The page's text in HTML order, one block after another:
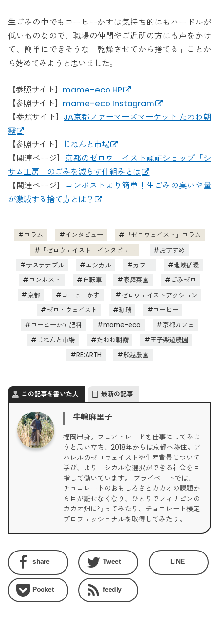
生ごみの中でもコーヒーかすは気持ち的にもハードルが
低いものなので、職場の仲間やご近所の方にも声をかけ
て、簡単にできそうな「乾燥させてから捨てる」ことか
ら始めてみようと思いました。
【参照サイト】 mame-eco HP
【参照サイト】 mame-eco Instagram
【参照サイト】 JA京都ファーマーズマーケット たわわ朝
霧
【参照サイト】
じねんと市場
【関連ページ】 京都のゼロウェイスト認証ショップ「シ
サム工房」のごみを減らす仕組みとは
【関連ページ】
コンポストより簡単！生ごみの臭いや量
が激減する捨て方とは？
コラム インタビュー
「ゼロウェイスト」コラム
「ゼロウェイスト」インタビュー
おすすめ
サステナブル
エシカル カフェ
地域循環
コンポスト
自転車 家庭菜園
ごみゼロ
京都
コーヒーかす
ゼロウェイストアクション
ゼロ・ウェイスト
珈琲
コーヒー
コーヒーかす肥料
mame-eco
京都カフェ
じねんと市場
たわわ朝霧
王子楽遊農園
RE:ARTH
舩越農園
この記事を書いた人 最新の記事
牛嶋麻里子
福岡出身。フェアトレードを仕事にしてみよ
うと思い立ち、2018年からは京都へ移住。ア
パレルのゼロウェイストや生産背景について
学び、よりエシカルな選択ができる社会を目
指して働いています。 プライベートでは、
チョコレートのおもしろさとカカオの課題か
ら目が離せなくなり、ひとりでフィリピンの
カカオ畑に行ってみたり、チョコレート検定
プロフェッショナルを取得してみたり。
share Tweet LINE
Pocket feedly